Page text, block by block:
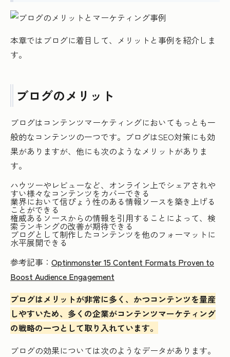
本章ではブログに着目して、メリットと事例を紹介しま
す。
ブログのメリット
ブログはコンテンツマーケティングにおいてもっとも一
般的なコンテンツの一つです。ブログはSEO対策にも効
果がありますが、他にも次のようなメリットがありま
す。
ハウツーやレビューなど、オンライン上でシェアされや
すい様々なコンテンツをカバーできる
業界において信ぴょう性のある情報ソースを築き上げる
ことができる
権威あるソースからの情報を引用することによって、検
索ランキングの改善が期待できる
ブログとして制作したコンテンツを他のフォーマットに
水平展開できる
参考記事： Optinmonster 15 Content Formats Proven to
Boost Audience Engagement
ブログはメリットが非常に多く、かつコンテンツを量産
しやすいため、多くの企業がコンテンツマーケティング
の戦略の一つとして取り入れています。
ブログの効果については次のようなデータがあります。